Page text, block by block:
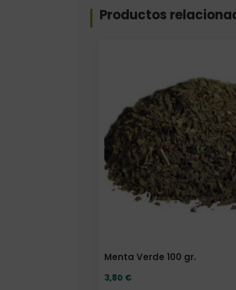
Productos
Menta Verde 100 gr.
3,80 €